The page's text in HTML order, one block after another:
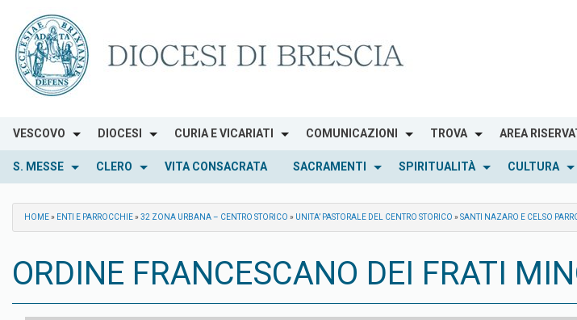
content
VESCOVO DIOCESI CURIA E VICARIATI COMUNICAZIONI TROVA AREA
S. MESSE CLERO VITA CONSACRATA SACRAMENTI SPIRITUALITÀ CULTURA
HOME» ENTI E PARROCCHIE»32 ZONA URBANA – CENTRO STORICO » UNITA’ PASTORALE DEL CENTRO STORICO »SANTI NAZARO E CELSO
ORDINE FRANCESCANO DEI FRATI